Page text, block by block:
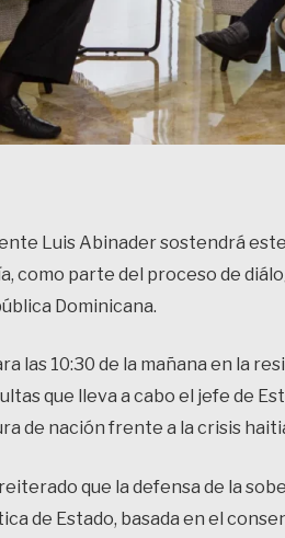
Luis Abinader sostendrá
como parte del proceso de
Dominicana.
las 10:30 de la mañana en la
que lleva a cabo el jefe de
de nación frente a la crisis
que la defensa de la
de Estado, basada en el